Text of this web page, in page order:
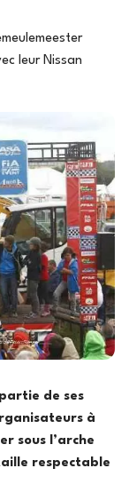
leur Nissan
de ses
à
sous l’arche
respectable